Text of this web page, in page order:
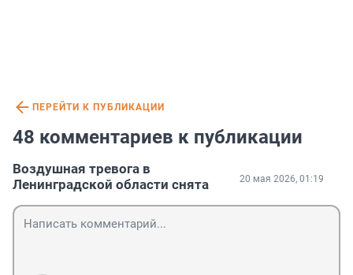
ПЕРЕЙТИ К ПУБЛИКАЦИИ
48 комментариев к публикации
Воздушная тревога в
Ленинградской области снята
20 мая 2026, 01:19